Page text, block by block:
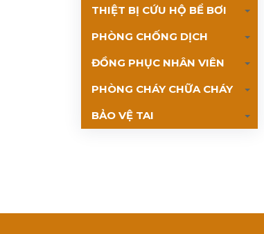
THIỆT BỊ CỨU HỘ BỂ BƠI
PHÒNG CHỐNG DỊCH
ĐỒNG PHỤC NHÂN VIÊN
PHÒNG CHÁY CHỮA CHÁY
BẢO VỆ TAI